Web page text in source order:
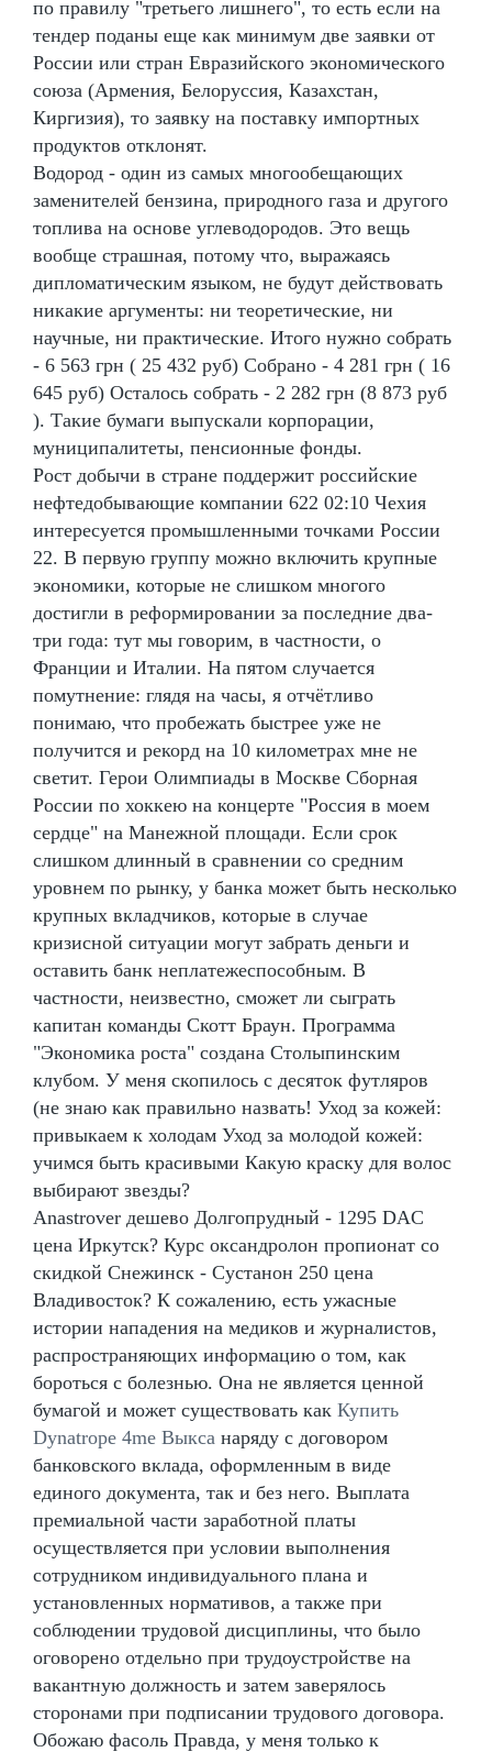
по правилу "третьего лишнего", то есть если на
тендер поданы еще как минимум две заявки от
России или стран Евразийского экономического
союза (Армения, Белоруссия, Казахстан,
Киргизия), то заявку на поставку импортных
продуктов отклонят.
Водород - один из самых многообещающих
заменителей бензина, природного газа и другого
топлива на основе углеводородов. Это вещь
вообще страшная, потому что, выражаясь
дипломатическим языком, не будут действовать
никакие аргументы: ни теоретические, ни
научные, ни практические. Итого нужно собрать
- 6 563 грн ( 25 432 руб) Собрано - 4 281 грн ( 16
645 руб) Осталось собрать - 2 282 грн (8 873 руб
). Такие бумаги выпускали корпорации,
муниципалитеты, пенсионные фонды.
Рост добычи в стране поддержит российские
нефтедобывающие компании 622 02:10 Чехия
интересуется промышленными точками России
22. В первую группу можно включить крупные
экономики, которые не слишком многого
достигли в реформировании за последние два-
три года: тут мы говорим, в частности, о
Франции и Италии. На пятом случается
помутнение: глядя на часы, я отчётливо
понимаю, что пробежать быстрее уже не
получится и рекорд на 10 километрах мне не
светит. Герои Олимпиады в Москве Сборная
России по хоккею на концерте "Россия в моем
сердце" на Манежной площади. Если срок
слишком длинный в сравнении со средним
уровнем по рынку, у банка может быть несколько
крупных вкладчиков, которые в случае
кризисной ситуации могут забрать деньги и
оставить банк неплатежеспособным. В
частности, неизвестно, сможет ли сыграть
капитан команды Скотт Браун. Программа
"Экономика роста" создана Столыпинским
клубом. У меня скопилось с десяток футляров
(не знаю как правильно назвать! Уход за кожей:
привыкаем к холодам Уход за молодой кожей:
учимся быть красивыми Какую краску для волос
выбирают звезды?
Anastrover дешево Долгопрудный - 1295 DAC
цена Иркутск? Курс оксандролон пропионат со
скидкой Снежинск - Сустанон 250 цена
Владивосток? К сожалению, есть ужасные
истории нападения на медиков и журналистов,
распространяющих информацию о том, как
бороться с болезнью. Она не является ценной
бумагой и может существовать как Купить
Dynatrope 4me Выкса наряду с договором
банковского вклада, оформленным в виде
единого документа, так и без него. Выплата
премиальной части заработной платы
осуществляется при условии выполнения
сотрудником индивидуального плана и
установленных нормативов, а также при
соблюдении трудовой дисциплины, что было
оговорено отдельно при трудоустройстве на
вакантную должность и затем заверялось
сторонами при подписании трудового договора.
Обожаю фасоль Правда, у меня только к